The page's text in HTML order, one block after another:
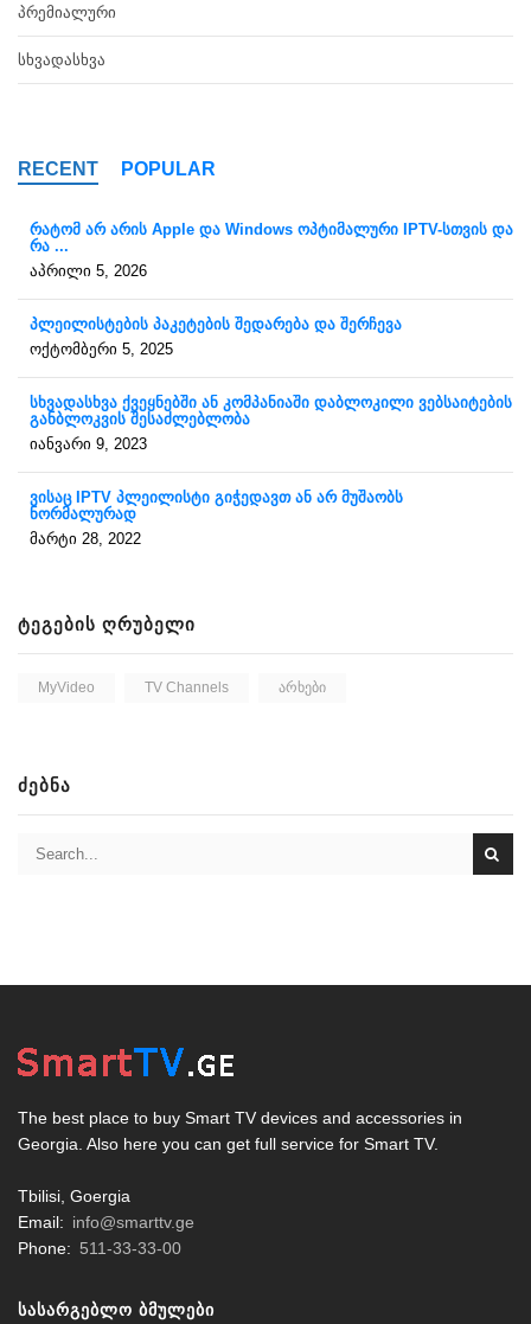
ᲞᲠᲔᲛᲘᲐᲚᲣᲠᲘ
ᲡᲮᲕᲐᲓᲐᲡᲮᲕᲐ
RECENT POPULAR
რატომ არ არის Apple და Windows ოპტიმალური IPTV-სთვის და
რა ...
აპრილი 5, 2026
პლეილისტების პაკეტების შედარება და შერჩევა
ოქტომბერი 5, 2025
სხვადასხვა ქვეყნებში ან კომპანიაში დაბლოკილი ვებსაიტების
განბლოკვის შესაძლებლობა
იანვარი 9, 2023
ვისაც IPTV პლეილისტი გიჭედავთ ან არ მუშაობს
ნორმალურად
მარტი 28, 2022
ᲢᲔᲒᲔᲑᲘᲡ ᲦᲠᲣᲑᲔᲚᲘ
MyVideo TV Channels Არხები
ᲫᲔᲑᲜᲐ
The best place to buy Smart TV devices and accessories in
Georgia. Also here you can get full service for Smart TV.
Tbilisi, Goergia
Email: info@smarttv.ge
Phone: 511-33-33-00
ᲡᲐᲡᲐᲠᲒᲔᲑᲚᲝ ᲑᲛᲣᲚᲔᲑᲘ